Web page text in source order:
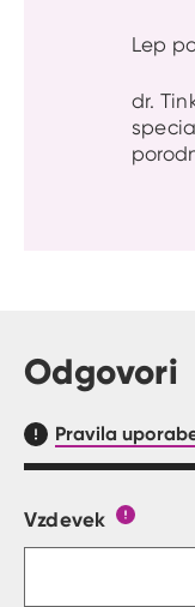
Lep
dr.
Odgovori
Pravila
Obrazec, kjer
Vzdevek